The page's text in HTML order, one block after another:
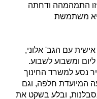
זו התמהמהה ודחתה
משתמשת
עם הגב' אלוני,
ומשבוע לשבוע.
נסע למשרד החינוך
המיועדת חלפה, וגם
ובלע בשקט את